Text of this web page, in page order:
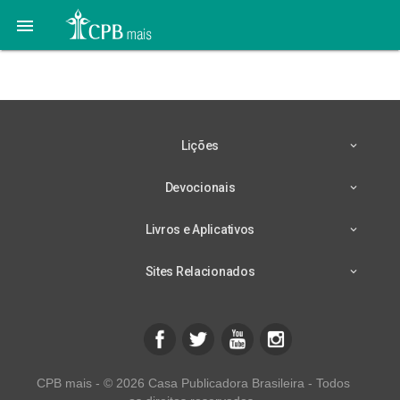

Lições
Devocionais
Livros e Aplicativos
Sites Relacionados
CPB mais - © 2026 Casa Publicadora Brasileira - Todos